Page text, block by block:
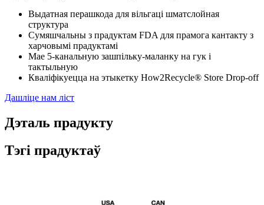
Выдатная перашкода для вільгаці шматслойная
структура
Сумяшчальны з прадуктам FDA для прамога кантакту з
харчовымі прадуктамі
Мае 5-канальную зашпільку-маланку на гук і
тактыльную
Кваліфікуецца на этыкетку How2Recycle® Store Drop-off
Дашліце нам ліст
Дэталь прадукту
Тэгі прадуктаў